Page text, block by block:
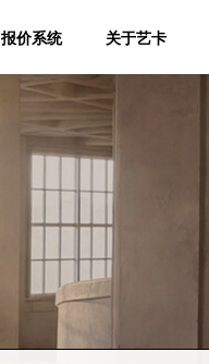
报价系统 关于艺卡